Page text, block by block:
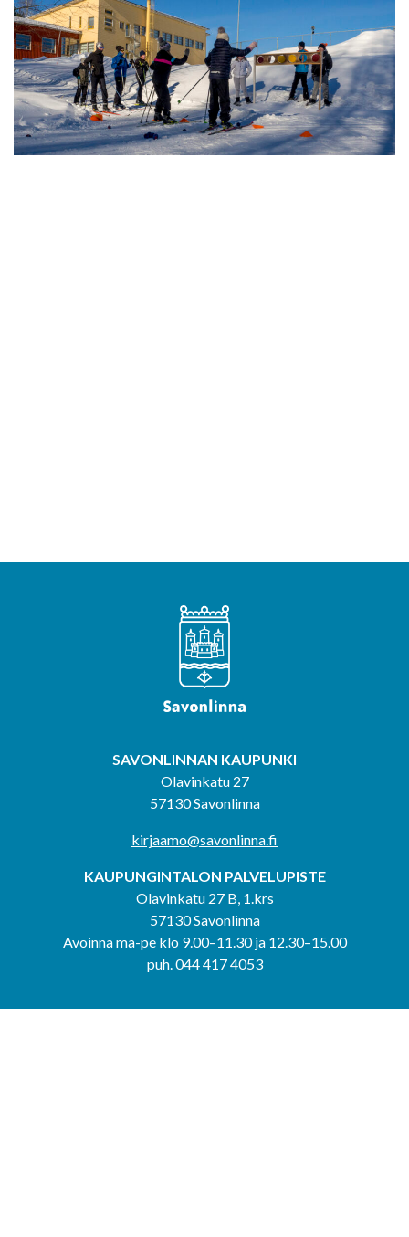
SAVONLINNAN KAUPUNKI
Olavinkatu 27
57130 Savonlinna
kirjaamo@savonlinna.fi
KAUPUNGINTALON PALVELUPISTE
Olavinkatu 27 B, 1.krs
57130 Savonlinna
Avoinna ma-pe klo 9.00–11.30 ja 12.30–15.00
puh. 044 417 4053